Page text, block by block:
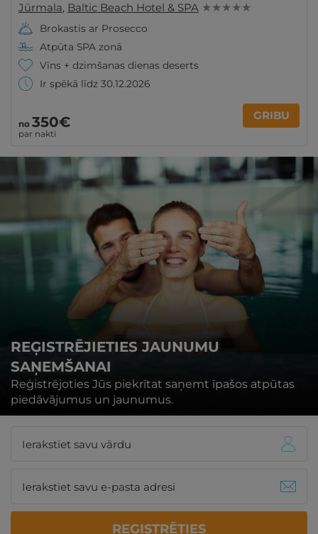
Jūrmala, Baltic Beach Hotel & SPA ★ ★ ★ ★ ★
Brokastis ar Prosecco
Atpūta SPA zonā
Vīns + dzimšanas dienas deserts
Ir spēkā līdz 30.12.2026
no 350€
par nakti
GRIBU
REĢISTRĒJIETIES JAUNUMU
SAŅEMŠANAI
Reģistrējoties Jūs piekrītat saņemt īpašos atpūtas
piedāvājumus un jaunumus.
REĢISTRĒTIES